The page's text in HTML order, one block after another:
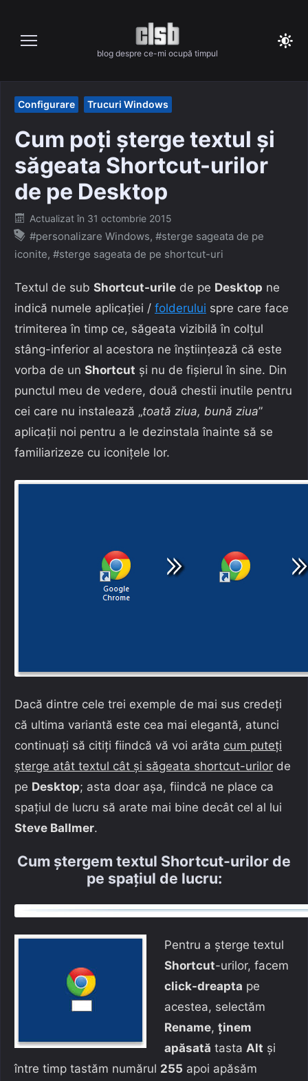
content
blog despre ce-mi ocupă timpul
Configurare Trucuri Windows
Cum poți șterge textul și
săgeata Shortcut-urilor
de pe Desktop
Posted
on
Actualizat în 31 octombrie 2015
#personalizare Windows, #sterge sageata de pe
iconite, #sterge sageata de pe shortcut-uri
Textul de sub Shortcut-urile de pe Desktop ne
indică numele aplicației / folderului spre care face
trimiterea în timp ce, săgeata vizibilă în colțul
stâng-inferior al acestora ne înștiințează că este
vorba de un Shortcut și nu de fișierul în sine. Din
punctul meu de vedere, două chestii inutile pentru
cei care nu instalează „toată ziua, bună ziua”
aplicații noi pentru a le dezinstala înainte să se
familiarizeze cu iconițele lor.
Dacă dintre cele trei exemple de mai sus credeți
că ultima variantă este cea mai elegantă, atunci
continuați să citiți fiindcă vă voi arăta cum puteți
șterge atât textul cât și săgeata shortcut-urilor de
pe Desktop; asta doar așa, fiindcă ne place ca
spațiul de lucru să arate mai bine decât cel al lui
Steve Ballmer.
Cum ștergem textul Shortcut-urilor de
pe spațiul de lucru:
Pentru a șterge textul
Shortcut-urilor, facem
click-dreapta pe
acestea, selectăm
Rename, ținem
apăsată tasta Alt și
între timp tastăm numărul 255 apoi apăsăm